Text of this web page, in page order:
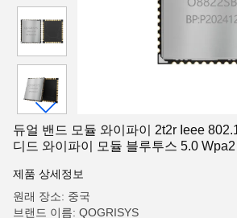
듀얼 밴드 모듈 와이파이 2t2r Ieee
디드 와이파이 모듈 블루투스 5.0
제품 상세정보
원래 장소: 중국
브랜드 이름: QOGRISYS